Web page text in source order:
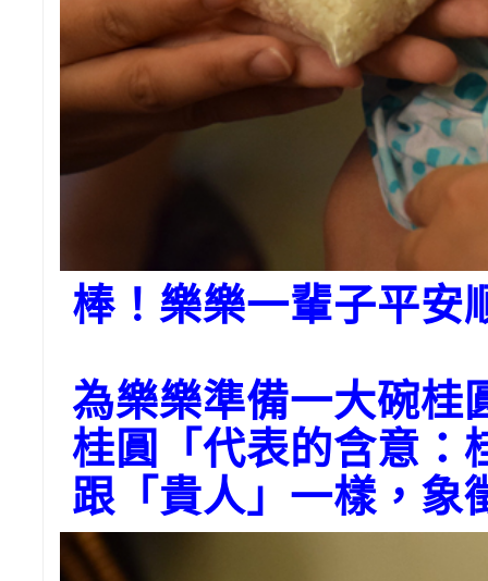
棒！樂樂一輩子平安
為樂樂準備一大碗桂
桂圓「代表的含意：
跟「貴人」一樣，